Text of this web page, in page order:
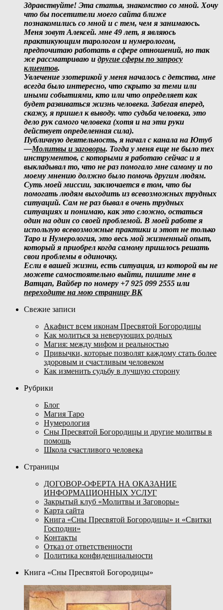
Здравствуйте! Эта статья, знакомство со мной. Хочу
что бы посетители моего сайта ближе
познакомились со мной и с тем, чем я занимаюсь.
Меня зовут Алексей. мне 49 лет, я являюсь
практикующим тарологом и нумерологом,
предпочитаю работать в сфере отношений, но так
же рассматриваю и другие сферы по запросу
клиентов.
Увлечение эзотерикой у меня началось с детства, мне
всегда было интересно, что скрыто за теми или
иными событиями, кто или что определяет как
будет развиваться жизнь человека. Забегая вперед,
скажу, я пришел к выводу. что судьба человека, это
дело рук самого человека (хотя и на эти руки
действует определенная сила).
Публичную деятельность, я начал с канала на Ютуб
—Молитвы и заговоры. Тогда у меня еще не было тех
инструментов, с которыми я работаю сейчас и я
выкладывал то, что не раз помогало мне самому и по
моему мнению должно было помочь другим людям.
Суть моей миссии, заключается в том, что бы
помогать людям выходить из всевозможных трудных
ситуаций. Сам не раз бывал в очень трудных
ситуациях и понимаю, как это сложно, остаться
один на один со своей проблемой. В моей работе я
использую всевозможные практики и этот не только
Таро и Нумерология, это весь мой жизненный опыт,
который я приобрел когда самому пришлось решать
свои проблемы в одиночку.
Если в вашей жизни, есть ситуация, из которой вы не
можете самостоятельно выйти, пишите мне в
Ватцап, Вайбер по номеру +7 925 099 2555 или
переходите на мою страницу ВК
Свежие записи
Акафист всем иконам Пресвятой Богородицы
Как молиться за неверующих родных
Магия: между мифом и реальностью
Привычки, которые позволят каждому стать более
здоровым и счастливым человеком
Как изменить судьбу в лучшую сторону
Рубрики
Блог
Магия Таро
Нумерология
Сны Пресвятой Богородицы и другие молитвы в
помощь
Школа счастливого человека
Страницы
ДОГОВОР-ОФЕРТА НА ОКАЗАНИЕ
ИНФОРМАЦИОННЫХ УСЛУГ
Закрытый клуб «Молитвы и Заговоры»
Карта сайта
Книга «Сны Пресвятой Богородицы» и «Свитки
Господни»
Контакты
Отказ от ответственности
Политика конфиденциальности
Книга «Сны Пресвятой Богородицы»